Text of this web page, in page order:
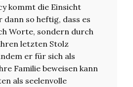
kommt die Einsicht
dann so heftig, dass es
Worte, sondern durch
letzten Stolz
er für sich als
Familie beweisen kann
als seelenvolle